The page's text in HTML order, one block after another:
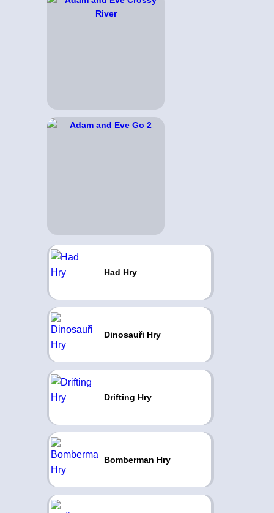
Had Hry
Dinosauři Hry
Drifting Hry
Bomberman Hry